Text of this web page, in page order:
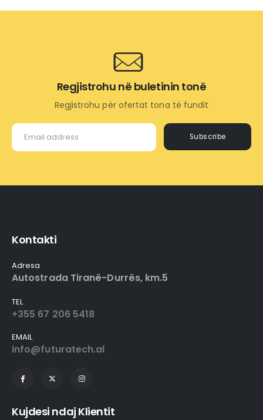
Subscribe
Regjistrohu në buletinin tonë
Regjistrohu për ofertat tona të fundit
Kontakti
Adresa
Autostrada Tiranë-Durrës, km.5
TEL
+355 67 206 5418
EMAIL
info@futuratech.al
Kujdesi ndaj Klientit